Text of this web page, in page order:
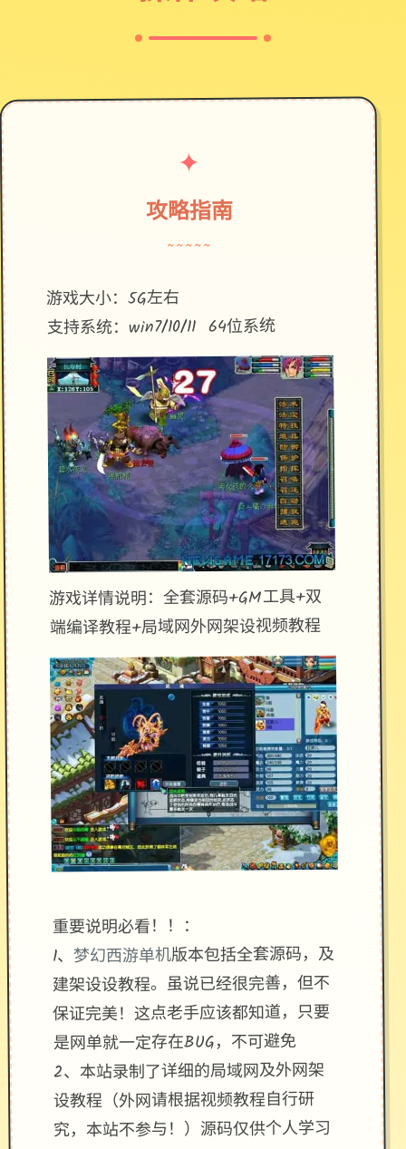
✦
攻略指南
~~~~~
游戏大小：5G左右
支持系统：win7/10/11 64位系统
游戏详情说明：全套源码+GM工具+双
端编译教程+局域网外网架设视频教程
重要说明必看！！：
1、 梦幻西游单机版本包括全套源码，及
建架设设教程。虽说已经很完善，但不
保证完美！这点老手应该都知道，只要
是网单就一定存在BUG，不可避免
2、本站录制了详细的局域网及外网架
设教程（外网请根据视频教程自行研
究，本站不参与！）源码仅供个人学习